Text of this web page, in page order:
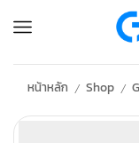
หน้าหลัก / Shop /